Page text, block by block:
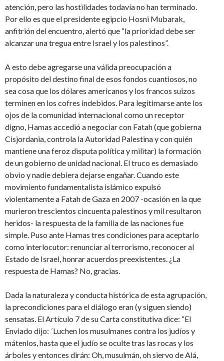
atención, pero las hostilidades todavía no han terminado.
Por ello es que el presidente egipcio Hosni Mubarak,
anfitrión del encuentro, alertó que “la prioridad debe ser
alcanzar una tregua entre Israel y los palestinos”.
A esto debe agregarse una válida preocupación a
propósito del destino final de esos fondos cuantiosos, no
sea cosa que los dólares americanos y los francos suizos
terminen en los cofres indebidos. Para legitimarse ante los
ojos de la comunidad internacional como un receptor
digno, Hamas accedió a negociar con Fatah (que gobierna
Cisjordania, controla la Autoridad Palestina y con quién
mantiene una feroz disputa política y militar) la formación
de un gobierno de unidad nacional. El truco es demasiado
obvio y nadie debiera dejarse engañar. Cuando este
movimiento fundamentalista islámico expulsó
violentamente a Fatah de Gaza en 2007 -ocasión en la que
murieron trescientos cincuenta palestinos y mil resultaron
heridos- la respuesta de la familia de las naciones fue
simple. Puso ante Hamas tres condiciones para aceptarlo
como interlocutor: renunciar al terrorismo, reconocer al
Estado de Israel, honrar acuerdos preexistentes. ¿La
respuesta de Hamas? No, gracias.
Dada la naturaleza y conducta histórica de esta agrupación,
la precondiciones para el diálogo eran (y siguen siendo)
sensatas. El Artículo 7 de su Carta constitutiva dice: “El
Enviado dijo: ´Luchen los musulmanes contra los judíos y
mátenlos, hasta que el judío se oculte tras las rocas y los
árboles y entonces dirán: Oh, musulmán, oh siervo de Alá,